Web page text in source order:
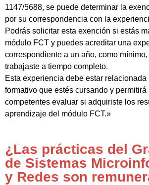
1147/5688, se puede determinar la
por su correspondencia con la
Podrás solicitar esta exención si estás
módulo FCT y puedes acreditar una
correspondiente a un año, como
trabajaste a tiempo completo.
Esta experiencia debe estar
formativo que estés cursando y
competentes evaluar si adquiriste los
aprendizaje del módulo FCT.»
¿Las prácticas del
de Sistemas
y Redes son